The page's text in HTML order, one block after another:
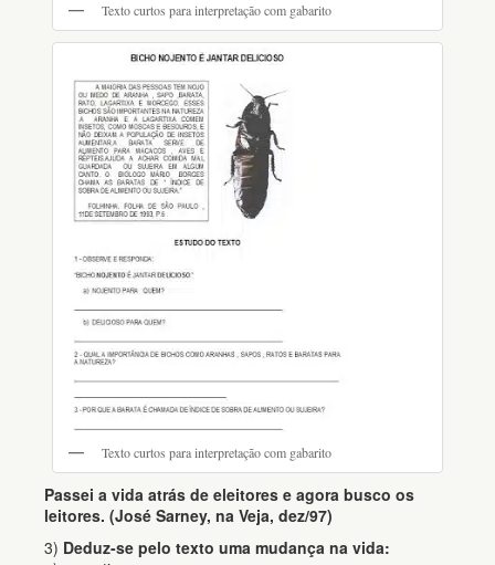
Texto curtos para interpretação com gabarito
Texto curtos para interpretação com gabarito
Passei a vida atrás de eleitores e agora busco os
leitores. (José Sarney, na Veja, dez/97)
3) Deduz-se pelo texto uma mudança na vida: